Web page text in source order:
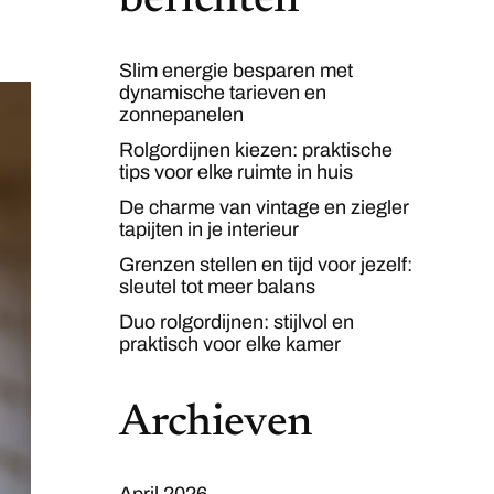
Slim energie besparen met
dynamische tarieven en
zonnepanelen
Rolgordijnen kiezen: praktische
tips voor elke ruimte in huis
De charme van vintage en ziegler
tapijten in je interieur
Grenzen stellen en tijd voor jezelf:
sleutel tot meer balans
Duo rolgordijnen: stijlvol en
praktisch voor elke kamer
Archieven